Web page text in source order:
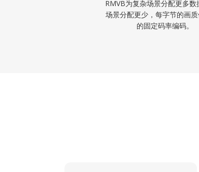
RMVB为复杂场景分配更多数
场景分配更少，每字节的画
的固定码率编码。